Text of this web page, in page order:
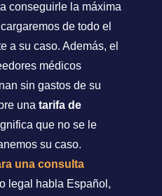
conseguirle la máxima
de todo el
a su caso. Además, el
médicos
sin gastos de su
una tarifa de
que no se le
su caso.
una consulta
legal habla Español,